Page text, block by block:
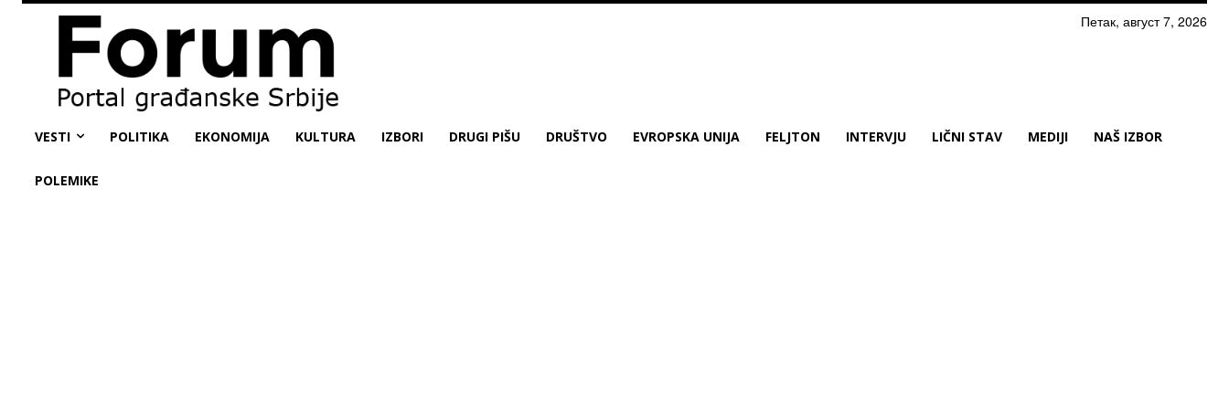
Петак, август 7, 2026
VESTI POLITIKA EKONOMIJA KULTURA IZBORI DRUGI PIŠU DRUŠTVO EVROPSKA UNIJA FELJTON INTERVJU LIČNI STAV MEDIJI NAŠ IZBOR
POLEMIKE